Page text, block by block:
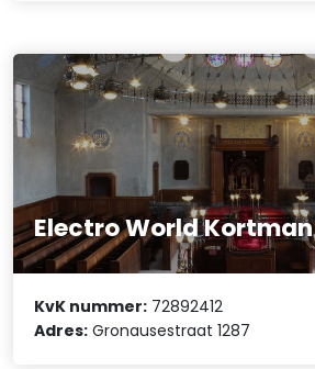
Electro World Kortman
KvK nummer: 72892412
Adres: Gronausestraat 1287